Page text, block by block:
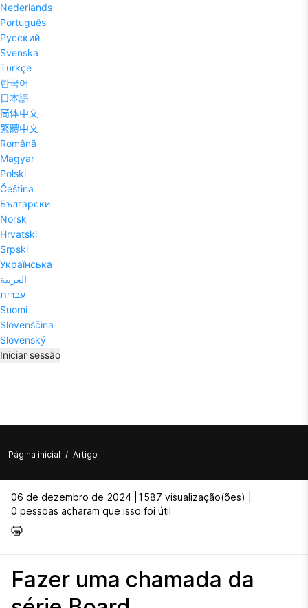
Nederlands
Português
Pyccĸий
Svenska
Tϋrkçe
한국어
日本語
简体中文
繁體中文
Română
Magyar
Polski
Čeština
Български
Norsk
Hrvatski
Srpski
Українська
العربية
עברית
Suomi
Slovenščina
Slovenský
Iniciar sessão
Página inicial / Artigo
06 de dezembro de 2024 |
1587 visualização(ões) |
0 pessoas acharam que isso foi útil
Fazer uma chamada da